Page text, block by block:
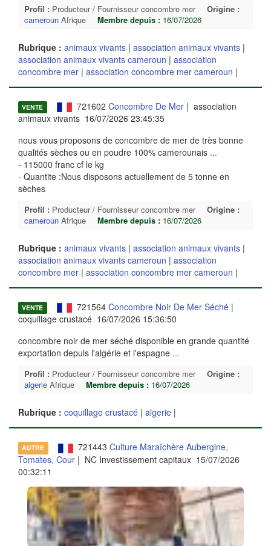
Profil : Producteur / Fournisseur concombre mer
Origine :
cameroun Afrique Membre depuis : 16/07/2026
Rubrique : animaux vivants | association animaux vivants |
association animaux vivants cameroun | association
concombre mer | association concombre mer cameroun |
VENTE 721602 Concombre De Mer| association
animaux vivants 16/07/2026 23:45:35
nous vous proposons de concombre de mer de très bonne
qualités sèches ou en poudre 100% camerounais ...
- 115000 franc cf le kg
- Quantite :Nous disposons actuellement de 5 tonne en
sèches
Profil : Producteur / Fournisseur concombre mer
Origine :
cameroun Afrique Membre depuis : 16/07/2026
Rubrique : animaux vivants | association animaux vivants |
association animaux vivants cameroun | association
concombre mer | association concombre mer cameroun |
VENTE 721564 Concombre Noir De Mer Séché|
coquillage crustacé 16/07/2026 15:36:50
concombre noir de mer séché disponible en grande quantité
exportation depuis l'algérie et l'espagne ...
Profil : Producteur / Fournisseur concombre mer
Origine :
algerie Afrique Membre depuis : 16/07/2026
Rubrique : coquillage crustacé | algerie |
AUTRE 721443 Culture Maraîchère Aubergine,
Tomates, Cour | NC Investissement capitaux 15/07/2026
00:32:11